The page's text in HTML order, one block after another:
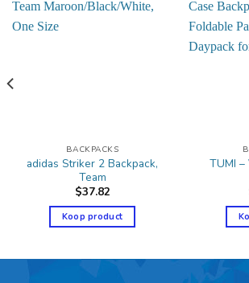
BACKPACKS
adidas Striker 2 Backpack,
Team
$37.82
Koop product
TUMI –